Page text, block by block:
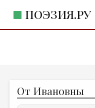
ПОЭЗИЯ.РУ
ЖАНРЫ
От Ивановны